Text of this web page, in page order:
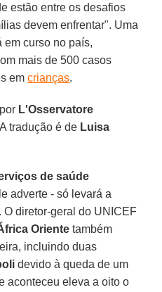
estão entre os desafios
devem enfrentar". Uma
em curso no país,
mais de 500 casos
emcrianças.
L'Osservatore
tradução é de Luisa
de saúde
adverte - só levará a
diretor-geral do UNICEF
Oriente também
incluindo duas
devido à queda de um
aconteceu eleva a oito o